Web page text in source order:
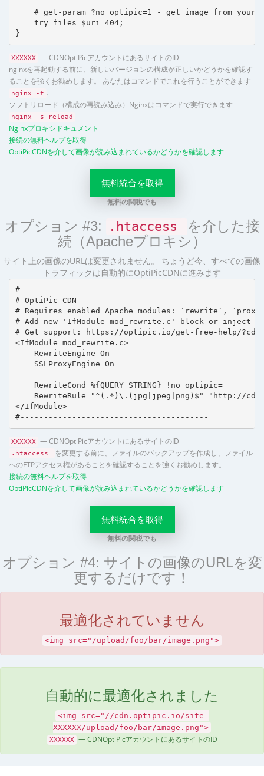
# get-param ?no_optipic=1 - get image from your
    try_files $uri 404;
}
XXXXXX
— CDNOptiPicアカウントにあるサイトのID
nginxを再起動する前に、新しいバージョンの構成が正しいかどうかを確認す
ることを強くお勧めします。 あなたはコマンドでこれを行うことができます
nginx -t .
ソフトリロード（構成の再読み込み）Nginxはコマンドで実行できます
nginx -s reload
Nginxプロキシドキュメント
接続の無料ヘルプを取得
OptiPicCDNを介して画像が読み込まれているかどうかを確認します
無料統合を取得
無料の関税でも
オプション #3: .htaccess
を介した接
続（Apacheプロキシ）
サイト上の画像のURLは変更されません。 ちょうど今、すべての画像
トラフィックは自動的にOptiPicCDNに進みます
#---------------------------------------
# OptiPic CDN
# Requires enabled Apache modules: `rewrite`,
# Add new 'IfModule mod_rewrite.c' block or inject
# Get support: https://optipic.io/get-free-help/
<IfModule mod_rewrite.c>
    RewriteEngine On
    SSLProxyEngine On
    RewriteCond %{QUERY_STRING} !no_optipic=
RewriteRule "^(.*)\.(jpg|jpeg|png)$" "http://
</IfModule>
#----------------------------------------
XXXXXX — CDNOptiPicアカウントにあるサイトのID
.htaccess
を変更する前に、ファイルのバックアップを作成し、ファイル
へのFTPアクセス権があることを確認することを強くお勧めします。
接続の無料ヘルプを取得
OptiPicCDNを介して画像が読み込まれているかどうかを確認します
無料統合を取得
無料の関税でも
オプション #4: サイトの画像のURLを変
更するだけです！
最適化されていません
<img src="/upload/foo/bar/image.png">
自動的に最適化されました
<img src="//cdn.optipic.io/site-
XXXXXX/upload/foo/bar/image.png">
XXXXXX — CDNOptiPicアカウントにあるサイトのID